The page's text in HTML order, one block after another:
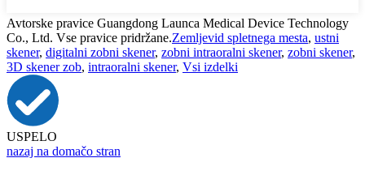
Avtorske pravice Guangdong Launca Medical Device Technology
Co., Ltd. Vse pravice pridržane.Zemljevid spletnega mesta, ustni
skener, digitalni zobni skener, zobni intraoralni skener, zobni skener,
3D skener zob, intraoralni skener, Vsi izdelki
USPELO
nazaj na domačo stran